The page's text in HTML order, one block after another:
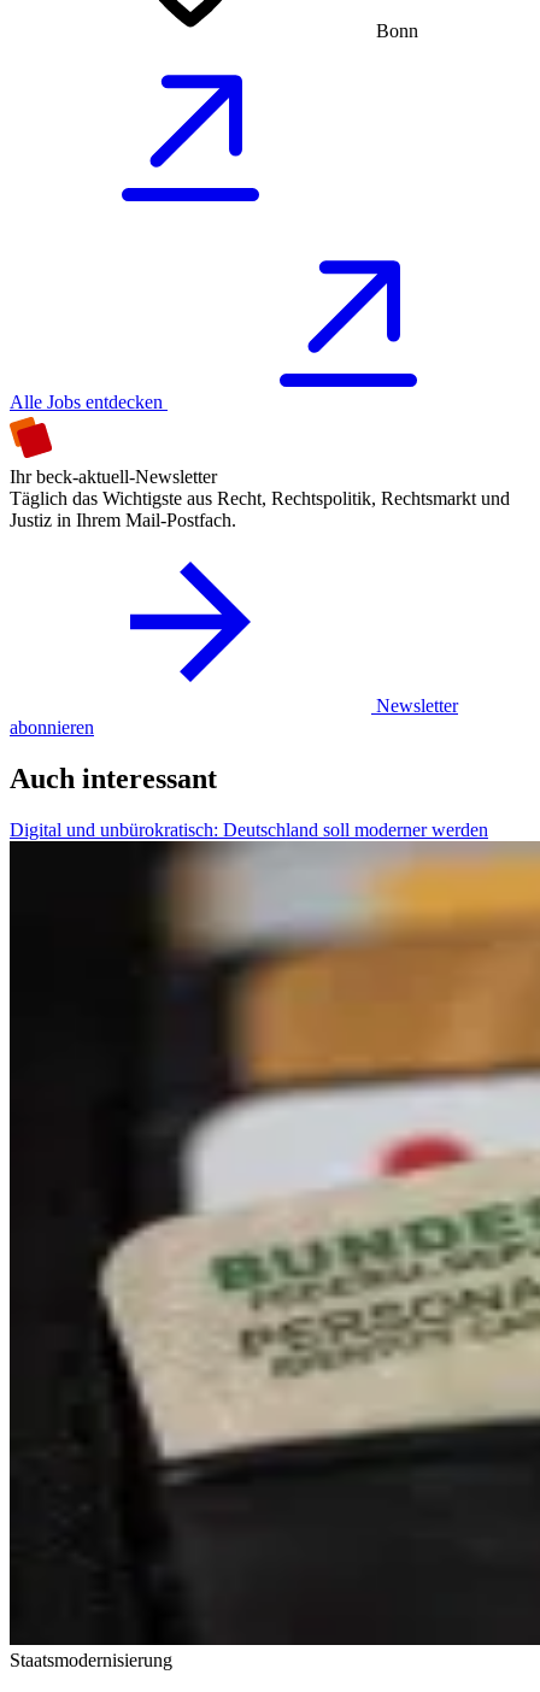
Bonn
Alle Jobs entdecken
Ihr beck-aktuell-Newsletter
Täglich das Wichtigste aus Recht, Rechtspolitik, Rechtsmarkt und
Justiz in Ihrem Mail-Postfach.
Newsletter
abonnieren
Auch interessant
Digital und unbürokratisch: Deutschland soll moderner werden
Staatsmodernisierung